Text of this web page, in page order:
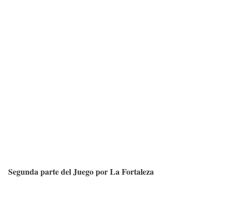
Segunda parte del Juego por La Fortaleza